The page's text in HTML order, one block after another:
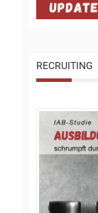
RECRUITING